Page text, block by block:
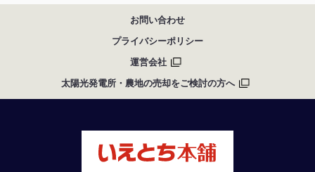
お問い合わせ
プライバシーポリシー
運営会社
太陽光発電所・農地の売却をご検討の方へ